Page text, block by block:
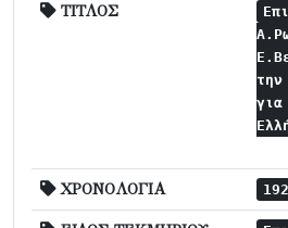
ΤΙΤΛΟΣ
την
για
ΧΡΟΝΟΛΟΓΙΑ